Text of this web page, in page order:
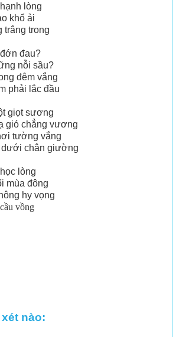
lòng
khổ ải
trắng trong
đau?
nỗi sầu?
đêm vắng
phải lắc đầu
giọt sương
gió chẳng vương
tường vắng
dưới chân giường
lòng
mùa đông
hy vọng
vồng
nào: